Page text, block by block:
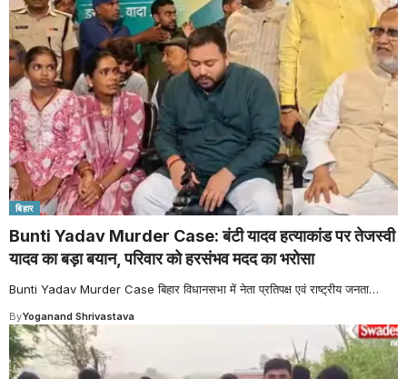
बिहार
Bunti Yadav Murder Case: बंटी यादव हत्याकांड पर तेजस्वी
यादव का बड़ा बयान, परिवार को हरसंभव मदद का भरोसा
Bunti Yadav Murder Case बिहार विधानसभा में नेता प्रतिपक्ष एवं राष्ट्रीय जनता…
ByYoganand Shrivastava